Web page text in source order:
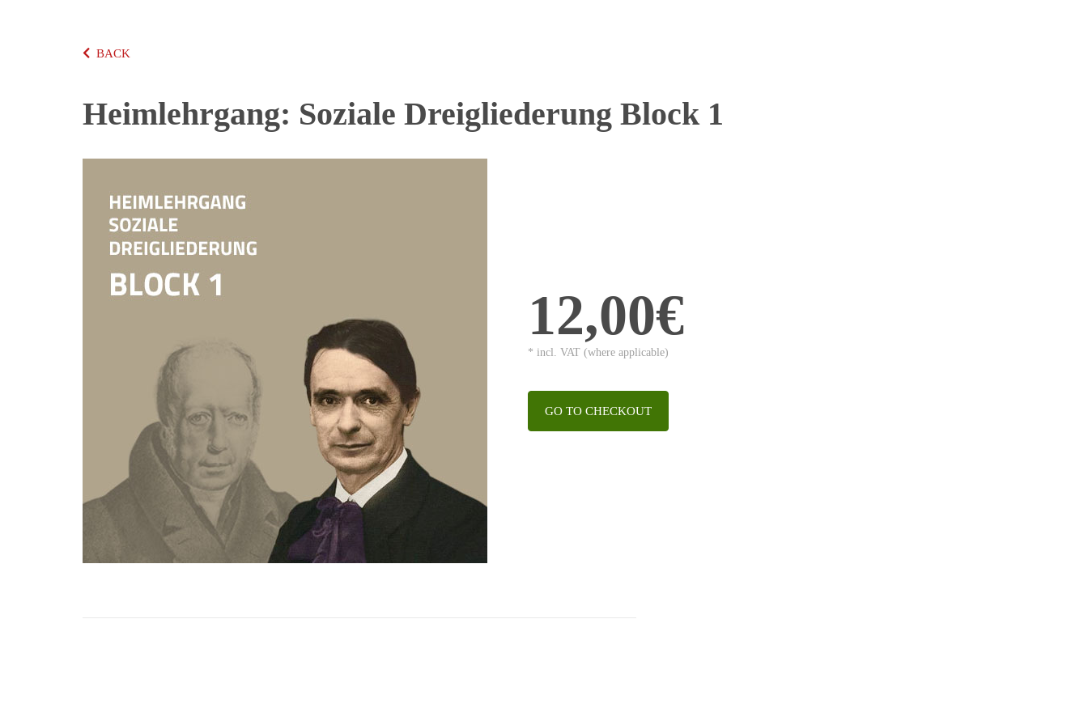
BACK
Heimlehrgang: Soziale Dreigliederung Block 1
12,00€
* incl. VAT (where applicable)
GO TO CHECKOUT